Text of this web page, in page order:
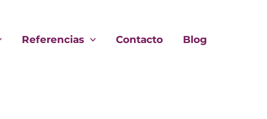
Referencias Contacto Blog